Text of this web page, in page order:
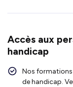
Accès aux
handicap
Nos formations
de handicap.